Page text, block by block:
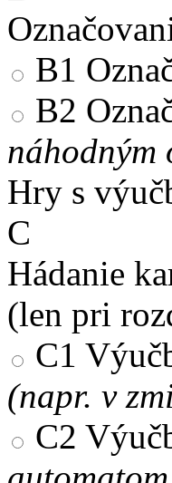
B1
B2
náhodným
Hry s
C
Hádanie
(len pri
C1
(napr. v
C2